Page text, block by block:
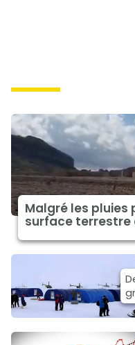
Malgré les pluies
surface terrestre